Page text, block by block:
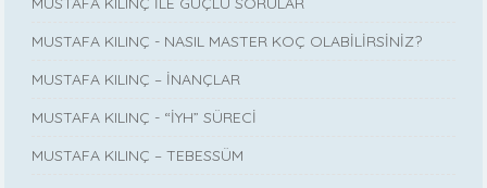
MUSTAFA KILINÇ - NASIL MASTER KOÇ OLABİLİRSİNİZ?
MUSTAFA KILINÇ – İNANÇLAR
MUSTAFA KILINÇ - “İYH” SÜRECİ
MUSTAFA KILINÇ – TEBESSÜM